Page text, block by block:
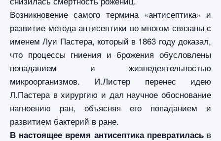
Возникновение самого термина «антисептика» и
развитие метода антисептики во многом связаны с
именем Луи Пастера, который в 1863 году доказал,
что процессы гниения и брожения обусловлены
попаданием и жизнедеятельностью
микроорганизмов. И.Листер перенес идею
Л.Пастера в хирургию и дал научное обоснование
нагноению ран, объясняя его попаданием и
развитием бактерий в ране.
В настоящее время антисептика превратиласьв